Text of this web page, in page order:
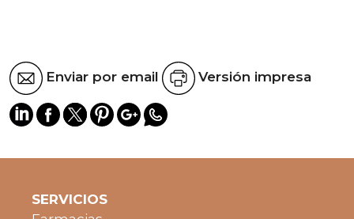
Enviar por email Versión impresa
SERVICIOS